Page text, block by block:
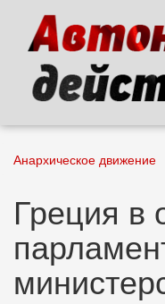
основному
содержанию
Анархическое движение
Греция в